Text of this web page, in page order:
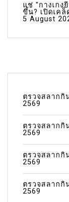
แช่ "กางเกง
ขึ้น? เปิดเค
5 August
ตรวจสลากกิ
2569
ตรวจสลากกิ
2569
ตรวจสลากกิ
2569
ตรวจสลากกิ
2569